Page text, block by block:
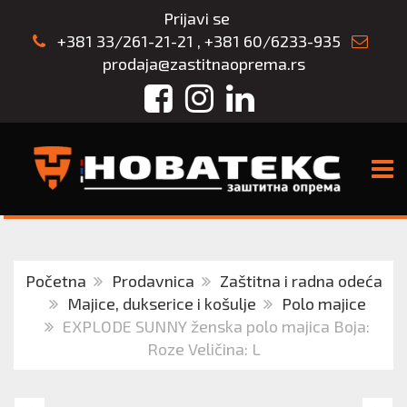
Prijavi se
+381 33/261-21-21 , +381 60/6233-935
prodaja@zastitnaoprema.rs
FacebookInstagram
LinkedIn
Početna Prodavnica
Zaštitna i radna odeća
Majice, dukserice i košulje
Polo majice
EXPLODE SUNNY ženska polo majica Boja:
Roze Veličina: L